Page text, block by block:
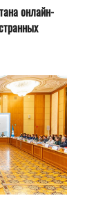
онлайн-